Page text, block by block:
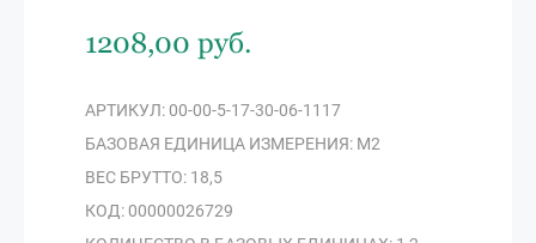
1208,00 руб.
АРТИКУЛ: 00-00-5-17-30-06-1117
БАЗОВАЯ ЕДИНИЦА ИЗМЕРЕНИЯ: М2
ВЕС БРУТТО: 18,5
КОД: 00000026729